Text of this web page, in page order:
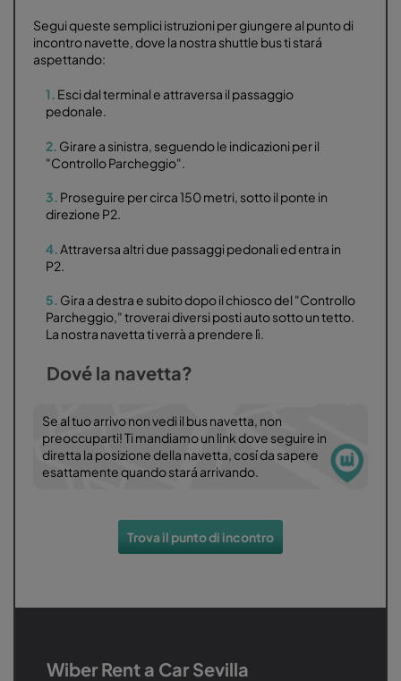
Segui queste semplici istruzioni per giungere al punto di
incontro navette, dove la nostra shuttle bus ti stará
aspettando:
1. Esci dal terminal e attraversa il passaggio
pedonale.
2. Girare a sinistra, seguendo le indicazioni per il
"Controllo Parcheggio".
3. Proseguire per circa 150 metri, sotto il ponte in
direzione P2.
4.Attraversa altri due passaggi pedonali ed entra in
P2.
5. Gira a destra e subito dopo il chiosco del "Controllo
Parcheggio," troverai diversi posti auto sotto un tetto.
La nostra navetta ti verrà a prendere lì.
Dové la navetta?
Se al tuo arrivo non vedi il bus navetta, non
preoccuparti! Ti mandiamo un link dove seguire in
diretta la posizione della navetta, cosí da sapere
esattamente quando stará arrivando.
Trova il punto di incontro
Wiber Rent a Car Sevilla